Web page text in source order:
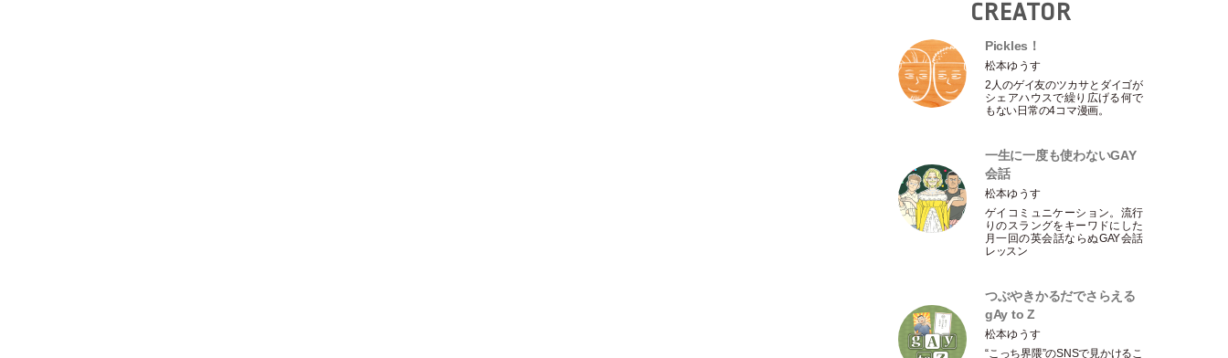
CREATOR
Pickles！
松本ゆうす
2人のゲイ友のツカサとダイゴが
シェアハウスで繰り広げる何で
もない日常の4コマ漫画。
一生に一度も使わないGAY
会話
松本ゆうす
ゲイコミュニケーション。流行
りのスラングをキーワドにした
月一回の英会話ならぬGAY会話
レッスン
つぶやきかるだでさらえる
gAy to Z
松本ゆうす
“こっち界隈”のSNSで見かけるこ